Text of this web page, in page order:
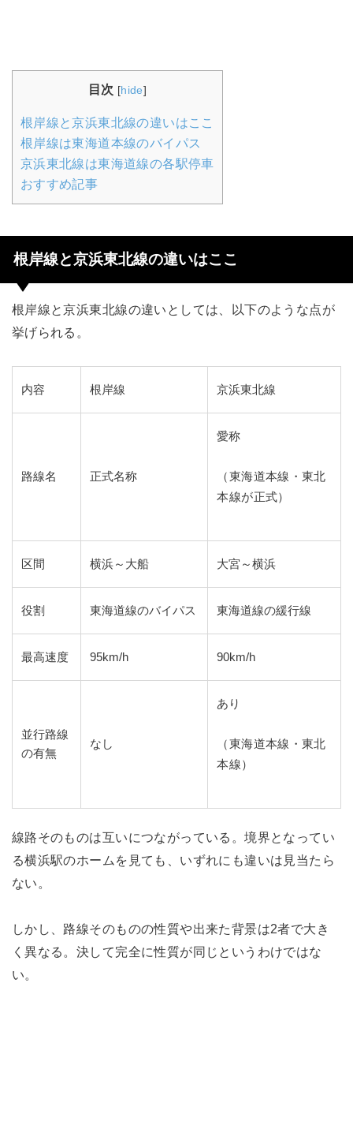
目次 [hide]
根岸線と京浜東北線の違いはここ
根岸線は東海道本線のバイパス
京浜東北線は東海道線の各駅停車
おすすめ記事
根岸線と京浜東北線の違いはここ
根岸線と京浜東北線の違いとしては、以下のような点が
挙げられる。
内容 根岸線 京浜東北線
路線名 正式名称
愛称
（東海道本線・東北
本線が正式）
区間 横浜～大船 大宮～横浜
役割 東海道線のバイパス 東海道線の緩行線
最高速度 95km/h 90km/h
並行路線
の有無
なし
あり
（東海道本線・東北
本線）
線路そのものは互いにつながっている。境界となってい
る横浜駅のホームを見ても、いずれにも違いは見当たら
ない。
しかし、路線そのものの性質や出来た背景は2者で大き
く異なる。決して完全に性質が同じというわけではな
い。